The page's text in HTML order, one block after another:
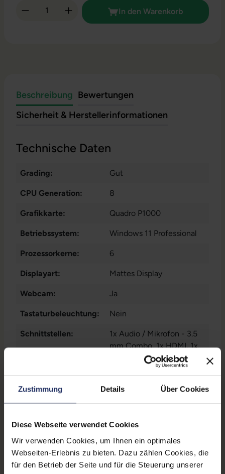
Zustimmung Details Über Cookies
Diese Webseite verwendet Cookies
Wir verwenden Cookies, um Ihnen ein optimales
Webseiten-Erlebnis zu bieten. Dazu zählen Cookies, die
für den Betrieb der Seite und für die Steuerung unserer
Produkt Anzahl: Gib den gewünschten
In den Warenkorb
Beschreibung Bewertungen
Sicherheit & Herstellerinformationen
Technische Daten
Grading: Gut
CPU Generation: 8
Grafikkarte: Quadro P1000
Betriebssystem: Windows 11 Professional
Prozessorkerne: 6
Displayart: Mattes Display
Webcam: Ja
Tastaturbeleuchtung: Nein
Schnittstellen:
1x Audio / Mikrofon - 3.5
mm Combo, 1x HDMI, 1x
LAN RJ-45, 1x SD-
, 1x W-LAN
A
Mehr anzeigen
Displaygröße: 15,6 Zoll
Tastaturlayout:
Deutsch (QWERTZ) mit
Ziffernblock
Grafikkartenspeicher: 4 GB GDDR5